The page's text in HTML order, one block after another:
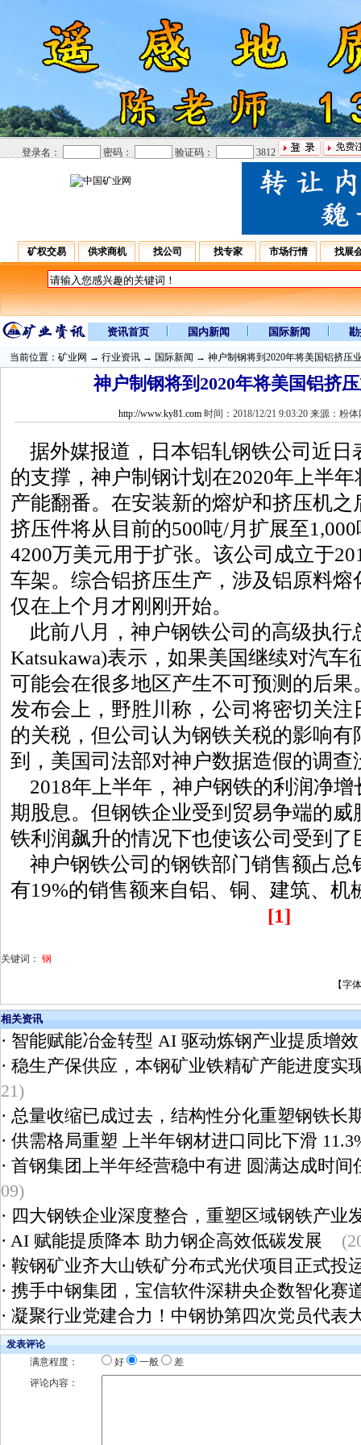
登录名： 密码： 验证码： 3812
矿权交易 供求商机 找公司 找专家 市场行情 找展
资讯首页 国内新闻 国际新闻
当前位置： 矿业网 → 行业资讯 → 国际新闻 → 神户制钢将到2020年将美国铝挤压
神户制钢将到2020年将美国铝挤
http://www.ky81.com时间：2018/12/21 9:03:20 来源：粉
据外媒报道，日本铝轧钢铁公司近日
的支撑，神户制钢计划在2020年上半
产能翻番。在安装新的熔炉和挤压机之
挤压件将从目前的500吨/月扩展至
4200万美元用于扩张。该公司成立于
车架。综合铝挤压生产，涉及铝原料熔
仅在上个月才刚刚开始。
此前八月，神户钢铁公司的高级执行
Katsukawa)表示，如果美国继续对汽车
可能会在很多地区产生不可预测的后
发布会上，野胜川称，公司将密切关
的关税，但公司认为钢铁关税的影响
到，美国司法部对神户数据造假的调
2018年上半年，神户钢铁的利润净增
期股息。但钢铁企业受到贸易争端的
铁利润飙升的情况下也使该公司受到了
神户钢铁公司的钢铁部门销售额占总
有19%的销售额来自铝、铜、建筑、机
[1]
关键词： 钢
【字
相关资讯
· 智能赋能冶金转型 AI 驱动炼钢产业提质增效
· 稳生产保供应，本钢矿业铁精矿产能进度实
21)
· 总量收缩已成过去，结构性分化重塑钢铁长
· 供需格局重塑 上半年钢材进口同比下滑
· 首钢集团上半年经营稳中有进 圆满达成时间
09)
· 四大钢铁企业深度整合，重塑区域钢铁产业
· AI 赋能提质降本 助力钢企高效低碳发展
· 鞍钢矿业齐大山铁矿分布式光伏项目正式投
· 携手中钢集团，宝信软件深耕央企数智化赛
· 凝聚行业党建合力！中钢协第四次党员代表
发表评论
满意程度：
好 一般
差
评论内容：